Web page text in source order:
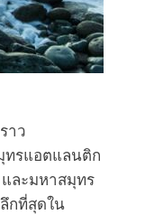
าว
ทรแอตแลนติก
ละมหาสมุทร
กที่สุดใน